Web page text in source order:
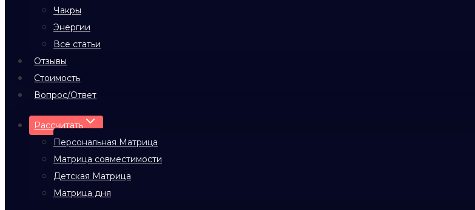
Чакры
Энергии
Все статьи
Отзывы
Стоимость
Вопрос/Ответ
Рассчитать
Персональная Матрица
Матрица совместимости
Детская Матрица
Матрица дня